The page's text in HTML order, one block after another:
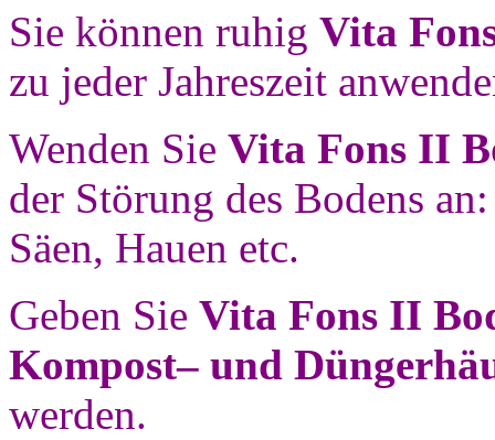
Sie können ruhig Vita
zu jeder Jahreszeit
Wenden Sie Vita Fons II
der Störung des Bodens
Säen, Hauen etc.
Geben Sie Vita Fons II
Kompost– und
werden.